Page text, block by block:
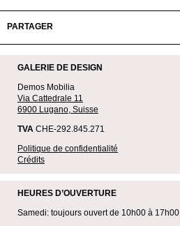
PARTAGER
GALERIE DE DESIGN
Demos Mobilia
Via Cattedrale 11
6900 Lugano, Suisse
TVA CHE-292.845.271
Politique de confidentialité
Crédits
HEURES D’OUVERTURE
Samedi: toujours ouvert de 10h00 à 17h00